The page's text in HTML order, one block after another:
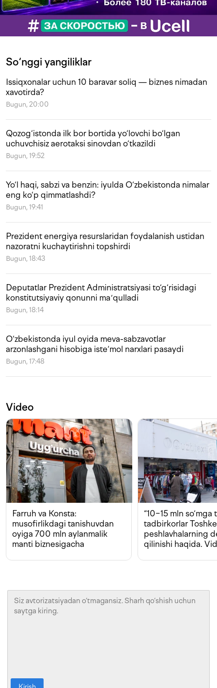
So‘nggi yangiliklar
Issiqxonalar uchun 10 baravar soliq — biznes nimadan
xavotirda?
Bugun, 20:00
Qozog‘istonda ilk bor bortida yo‘lovchi bo‘lgan
uchuvchisiz aerotaksi sinovdan o‘tkazildi
Bugun, 19:52
Yo‘l haqi, sabzi va benzin: iyulda O‘zbekistonda nimalar
eng ko‘p qimmatlashdi?
Bugun, 19:41
Prezident energiya resurslaridan foydalanish ustidan
nazoratni kuchaytirishni topshirdi
Bugun, 18:43
Deputatlar Prezident Administratsiyasi to‘g‘risidagi
konstitutsiyaviy qonunni maʼqulladi
Bugun, 18:14
O‘zbekistonda iyul oyida meva-sabzavotlar
arzonlashgani hisobiga iste‘mol narxlari pasaydi
Bugun, 17:48
Video
Farruh va Konsta:
musofirlikdagi tanishuvdan
oyiga 700 mln aylanmalik
manti biznesigacha
“10−15 mln so‘mga
tadbirkorlar
peshlavhalarning
qilinishi haqida.